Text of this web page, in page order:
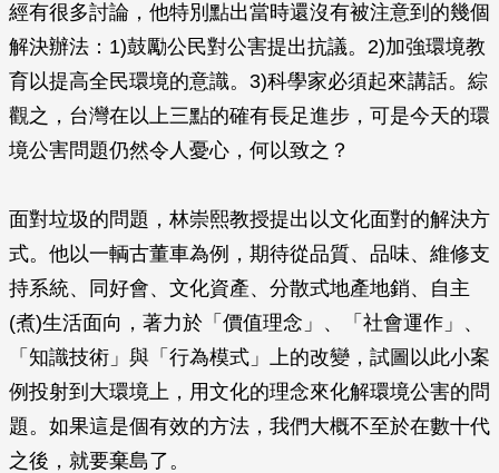
經有很多討論，他特別點出當時還沒有被注意到的幾個
解決辦法：1)鼓勵公民對公害提出抗議。2)加強環境教
育以提高全民環境的意識。3)科學家必須起來講話。綜
觀之，台灣在以上三點的確有長足進步，可是今天的環
境公害問題仍然令人憂心，何以致之？
面對垃圾的問題，林崇熙教授提出以文化面對的解決方
式。他以一輌古董車為例，期待從品質、品味、維修支
持系統、同好會、文化資產、分散式地產地銷、自主
(煮)生活面向，著力於「價值理念」、「社會運作」、
「知識技術」與「行為模式」上的改變，試圖以此小案
例投射到大環境上，用文化的理念來化解環境公害的問
題。如果這是個有效的方法，我們大概不至於在數十代
之後，就要棄島了。